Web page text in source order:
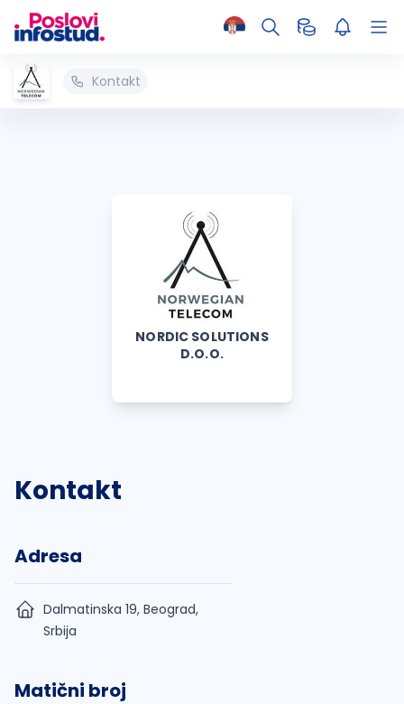
Kontakt
NORDIC SOLUTIONS
D.O.O.
Kontakt
Adresa
Dalmatinska 19, Beograd,
Srbija
Matični broj